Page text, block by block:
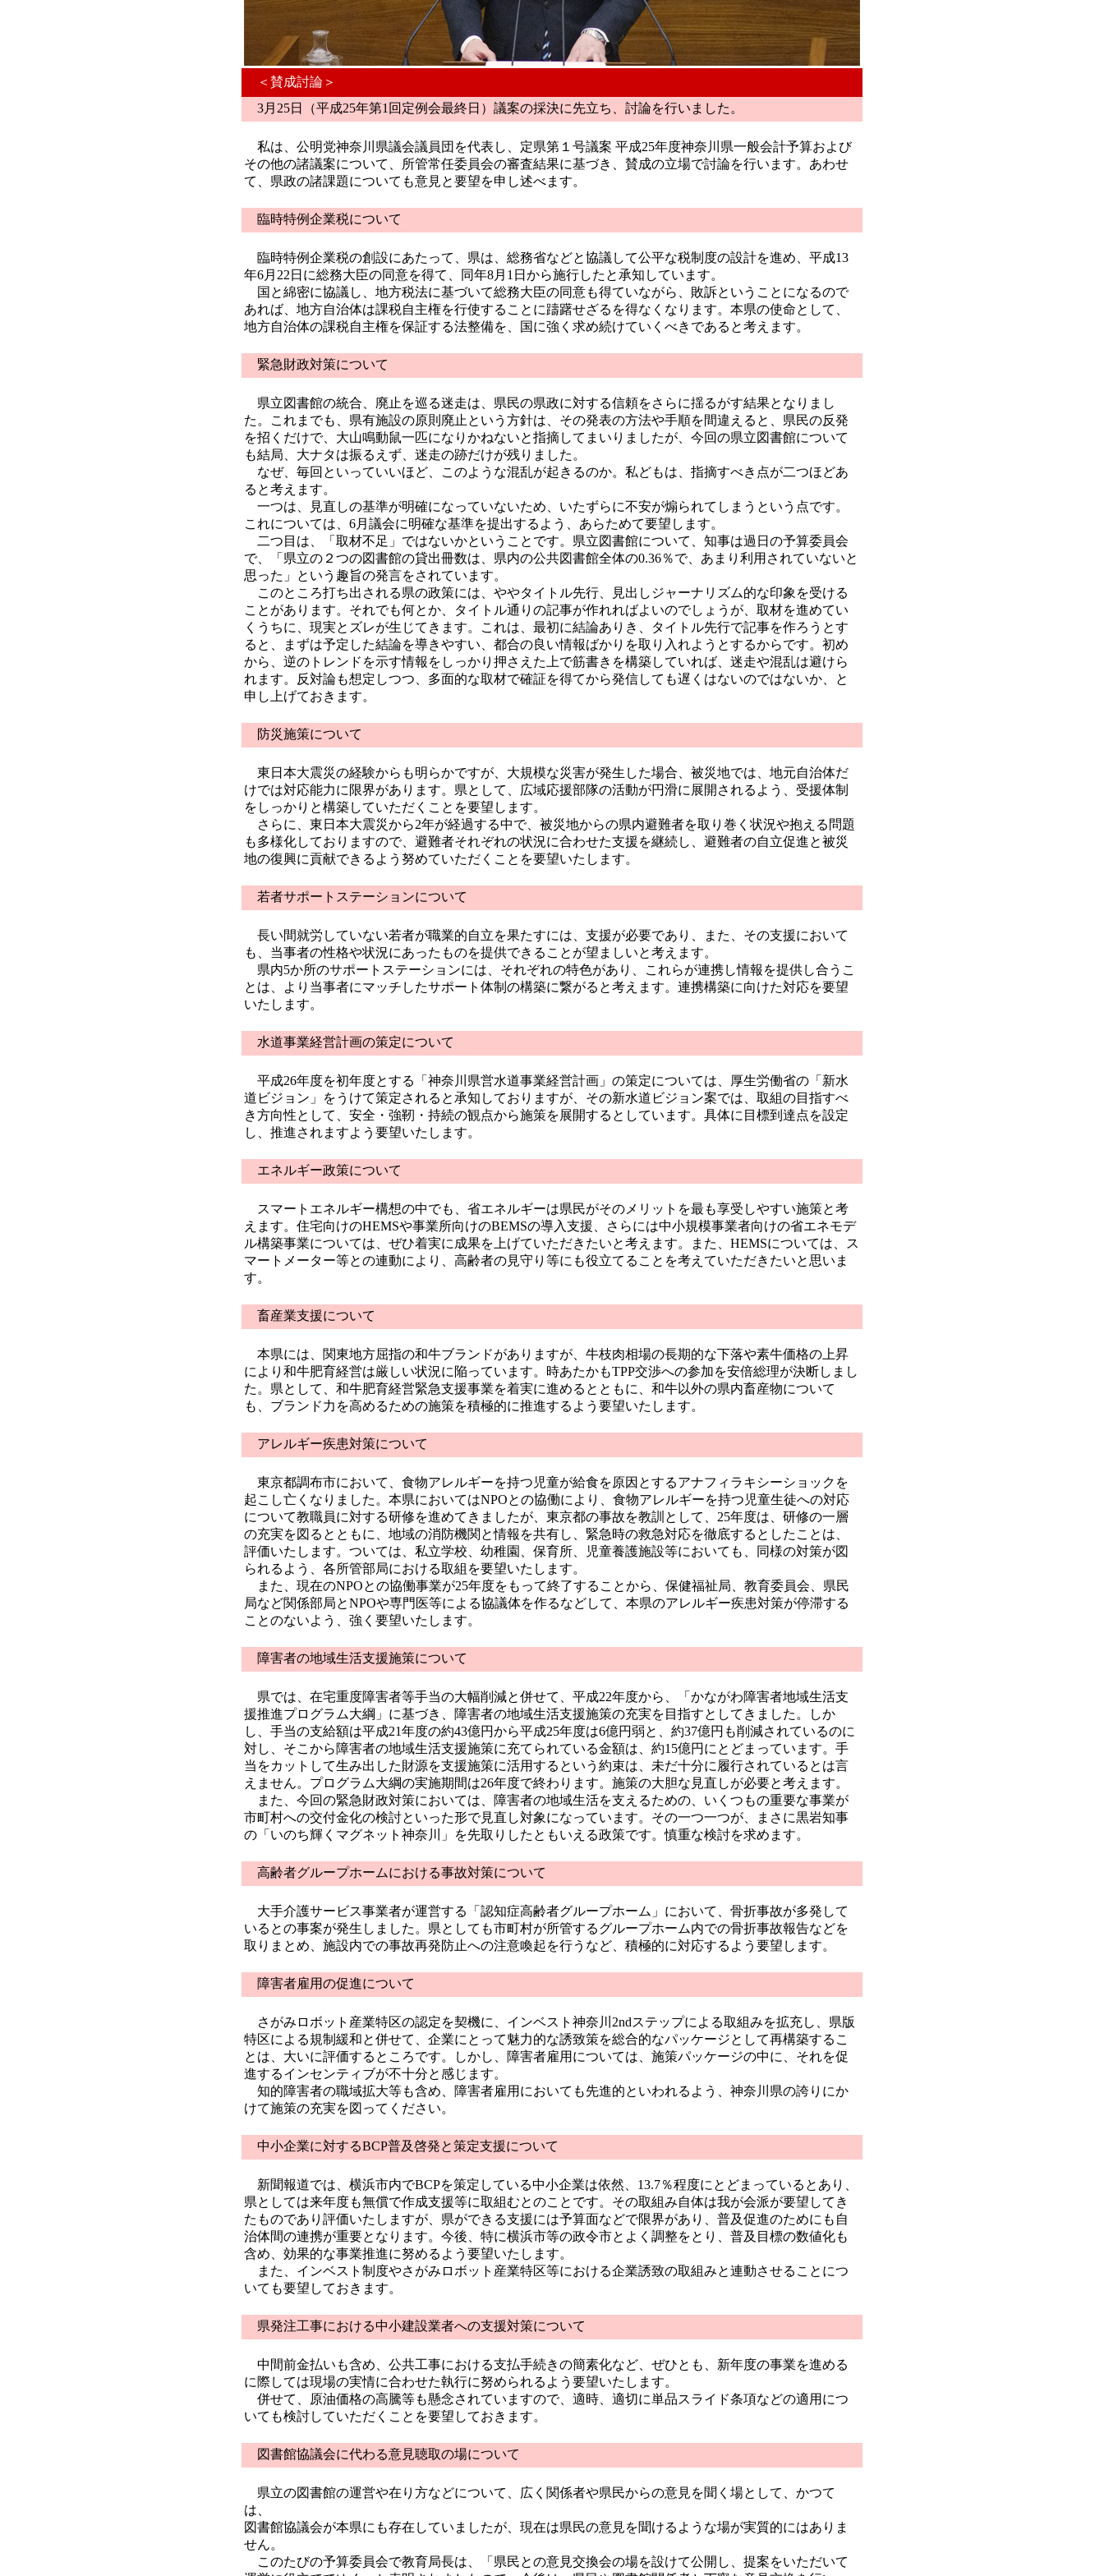
＜賛成討論＞
3月25日（平成25年第1回定例会最終日）議案の採決に先立ち、討論を行いました。
私は、公明党神奈川県議会議員団を代表し、定県第１号議案 平成25年度神奈川県一般会計予算および
その他の諸議案について、所管常任委員会の審査結果に基づき、賛成の立場で討論を行います。あわせ
て、県政の諸課題についても意見と要望を申し述べます。
臨時特例企業税について
臨時特例企業税の創設にあたって、県は、総務省などと協議して公平な税制度の設計を進め、平成13
年6月22日に総務大臣の同意を得て、同年8月1日から施行したと承知しています。
国と綿密に協議し、地方税法に基づいて総務大臣の同意も得ていながら、敗訴ということになるので
あれば、地方自治体は課税自主権を行使することに躊躇せざるを得なくなります。本県の使命として、
地方自治体の課税自主権を保証する法整備を、国に強く求め続けていくべきであると考えます。
緊急財政対策について
県立図書館の統合、廃止を巡る迷走は、県民の県政に対する信頼をさらに揺るがす結果となりまし
た。これまでも、県有施設の原則廃止という方針は、その発表の方法や手順を間違えると、県民の反発
を招くだけで、大山鳴動鼠一匹になりかねないと指摘してまいりましたが、今回の県立図書館について
も結局、大ナタは振るえず、迷走の跡だけが残りました。
なぜ、毎回といっていいほど、このような混乱が起きるのか。私どもは、指摘すべき点が二つほどあ
ると考えます。
一つは、見直しの基準が明確になっていないため、いたずらに不安が煽られてしまうという点です。
これについては、6月議会に明確な基準を提出するよう、あらためて要望します。
二つ目は、「取材不足」ではないかということです。県立図書館について、知事は過日の予算委員会
で、「県立の２つの図書館の貸出冊数は、県内の公共図書館全体の0.36％で、あまり利用されていないと
思った」という趣旨の発言をされています。
このところ打ち出される県の政策には、ややタイトル先行、見出しジャーナリズム的な印象を受ける
ことがあります。それでも何とか、タイトル通りの記事が作れればよいのでしょうが、取材を進めてい
くうちに、現実とズレが生じてきます。これは、最初に結論ありき、タイトル先行で記事を作ろうとす
ると、まずは予定した結論を導きやすい、都合の良い情報ばかりを取り入れようとするからです。初め
から、逆のトレンドを示す情報をしっかり押さえた上で筋書きを構築していれば、迷走や混乱は避けら
れます。反対論も想定しつつ、多面的な取材で確証を得てから発信しても遅くはないのではないか、と
申し上げておきます。
防災施策について
東日本大震災の経験からも明らかですが、大規模な災害が発生した場合、被災地では、地元自治体だ
けでは対応能力に限界があります。県として、広域応援部隊の活動が円滑に展開されるよう、受援体制
をしっかりと構築していただくことを要望します。
さらに、東日本大震災から2年が経過する中で、被災地からの県内避難者を取り巻く状況や抱える問題
も多様化しておりますので、避難者それぞれの状況に合わせた支援を継続し、避難者の自立促進と被災
地の復興に貢献できるよう努めていただくことを要望いたします。
若者サポートステーションについて
長い間就労していない若者が職業的自立を果たすには、支援が必要であり、また、その支援において
も、当事者の性格や状況にあったものを提供できることが望ましいと考えます。
県内5か所のサポートステーションには、それぞれの特色があり、これらが連携し情報を提供し合うこ
とは、より当事者にマッチしたサポート体制の構築に繋がると考えます。連携構築に向けた対応を要望
いたします。
水道事業経営計画の策定について
平成26年度を初年度とする「神奈川県営水道事業経営計画」の策定については、厚生労働省の「新水
道ビジョン」をうけて策定されると承知しておりますが、その新水道ビジョン案では、取組の目指すべ
き方向性として、安全・強靭・持続の観点から施策を展開するとしています。具体に目標到達点を設定
し、推進されますよう要望いたします。
エネルギー政策について
スマートエネルギー構想の中でも、省エネルギーは県民がそのメリットを最も享受しやすい施策と考
えます。住宅向けのHEMSや事業所向けのBEMSの導入支援、さらには中小規模事業者向けの省エネモデ
ル構築事業については、ぜひ着実に成果を上げていただきたいと考えます。また、HEMSについては、ス
マートメーター等との連動により、高齢者の見守り等にも役立てることを考えていただきたいと思いま
す。
畜産業支援について
本県には、関東地方屈指の和牛ブランドがありますが、牛枝肉相場の長期的な下落や素牛価格の上昇
により和牛肥育経営は厳しい状況に陥っています。時あたかもTPP交渉への参加を安倍総理が決断しまし
た。県として、和牛肥育経営緊急支援事業を着実に進めるとともに、和牛以外の県内畜産物について
も、ブランド力を高めるための施策を積極的に推進するよう要望いたします。
アレルギー疾患対策について
東京都調布市において、食物アレルギーを持つ児童が給食を原因とするアナフィラキシーショックを
起こし亡くなりました。本県においてはNPOとの協働により、食物アレルギーを持つ児童生徒への対応
について教職員に対する研修を進めてきましたが、東京都の事故を教訓として、25年度は、研修の一層
の充実を図るとともに、地域の消防機関と情報を共有し、緊急時の救急対応を徹底するとしたことは、
評価いたします。ついては、私立学校、幼稚園、保育所、児童養護施設等においても、同様の対策が図
られるよう、各所管部局における取組を要望いたします。
また、現在のNPOとの協働事業が25年度をもって終了することから、保健福祉局、教育委員会、県民
局など関係部局とNPOや専門医等による協議体を作るなどして、本県のアレルギー疾患対策が停滞する
ことのないよう、強く要望いたします。
障害者の地域生活支援施策について
県では、在宅重度障害者等手当の大幅削減と併せて、平成22年度から、「かながわ障害者地域生活支
援推進プログラム大綱」に基づき、障害者の地域生活支援施策の充実を目指すとしてきました。しか
し、手当の支給額は平成21年度の約43億円から平成25年度は6億円弱と、約37億円も削減されているのに
対し、そこから障害者の地域生活支援施策に充てられている金額は、約15億円にとどまっています。手
当をカットして生み出した財源を支援施策に活用するという約束は、未だ十分に履行されているとは言
えません。プログラム大綱の実施期間は26年度で終わります。施策の大胆な見直しが必要と考えます。
また、今回の緊急財政対策においては、障害者の地域生活を支えるための、いくつもの重要な事業が
市町村への交付金化の検討といった形で見直し対象になっています。その一つ一つが、まさに黒岩知事
の「いのち輝くマグネット神奈川」を先取りしたともいえる政策です。慎重な検討を求めます。
高齢者グループホームにおける事故対策について
大手介護サービス事業者が運営する「認知症高齢者グループホーム」において、骨折事故が多発して
いるとの事案が発生しました。県としても市町村が所管するグループホーム内での骨折事故報告などを
取りまとめ、施設内での事故再発防止への注意喚起を行うなど、積極的に対応するよう要望します。
障害者雇用の促進について
さがみロボット産業特区の認定を契機に、インベスト神奈川2ndステップによる取組みを拡充し、県版
特区による規制緩和と併せて、企業にとって魅力的な誘致策を総合的なパッケージとして再構築するこ
とは、大いに評価するところです。しかし、障害者雇用については、施策パッケージの中に、それを促
進するインセンティブが不十分と感じます。
知的障害者の職域拡大等も含め、障害者雇用においても先進的といわれるよう、神奈川県の誇りにか
けて施策の充実を図ってください。
中小企業に対するBCP普及啓発と策定支援について
新聞報道では、横浜市内でBCPを策定している中小企業は依然、13.7％程度にとどまっているとあり、
県としては来年度も無償で作成支援等に取組むとのことです。その取組み自体は我が会派が要望してき
たものであり評価いたしますが、県ができる支援には予算面などで限界があり、普及促進のためにも自
治体間の連携が重要となります。今後、特に横浜市等の政令市とよく調整をとり、普及目標の数値化も
含め、効果的な事業推進に努めるよう要望いたします。
また、インベスト制度やさがみロボット産業特区等における企業誘致の取組みと連動させることにつ
いても要望しておきます。
県発注工事における中小建設業者への支援対策について
中間前金払いも含め、公共工事における支払手続きの簡素化など、ぜひとも、新年度の事業を進める
に際しては現場の実情に合わせた執行に努められるよう要望いたします。
併せて、原油価格の高騰等も懸念されていますので、適時、適切に単品スライド条項などの適用につ
いても検討していただくことを要望しておきます。
図書館協議会に代わる意見聴取の場について
県立の図書館の運営や在り方などについて、広く関係者や県民からの意見を聞く場として、かつて
は、
図書館協議会が本県にも存在していましたが、現在は県民の意見を聞けるような場が実質的にはありま
せん。
このたびの予算委員会で教育局長は、「県民との意見交換会の場を設けて公開し、提案をいただいて